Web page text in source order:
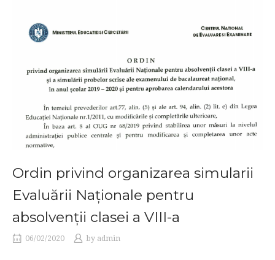
Ordin privind organizarea simularii
Evaluării Naționale pentru
absolvenții clasei a VIII-a
06/02/2020 by admin